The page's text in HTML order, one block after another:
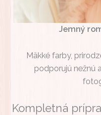
Jemný
Mäkké farby,
podporujú nežnú
Kompletná